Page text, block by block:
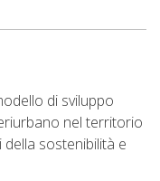
di sviluppo
nel territorio
sostenibilità e